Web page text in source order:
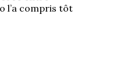
l’a compris tôt